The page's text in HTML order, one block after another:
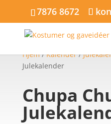
7876 8672
Hjem/Kalender/
Julekalender
Chupa